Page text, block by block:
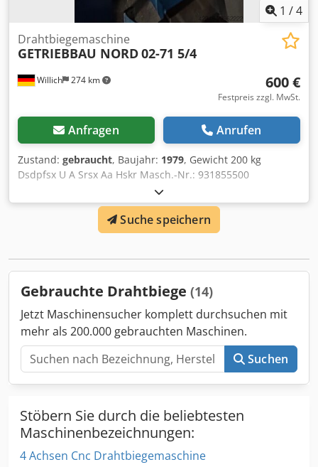
1 /4
Willich 274 km
Drahtbiegemaschine
GETRIEBBAU NORD02-71 5/4
600 €
Festpreis zzgl. MwSt.
Anfragen Anrufen
Zustand: gebraucht, Baujahr: 1979, Gewicht 200 kg
Dsdpfsx U A Srsx Aa Hskr Masch.-Nr.: 931855500
Suche speichern
Gebrauchte Drahtbiege (14)
Jetzt Maschinensucher komplett durchsuchen mit
mehr als 200.000 gebrauchten Maschinen.
Suchen
Stöbern Sie durch die beliebtesten
Maschinenbezeichnungen:
4 Achsen Cnc Drahtbiegemaschine